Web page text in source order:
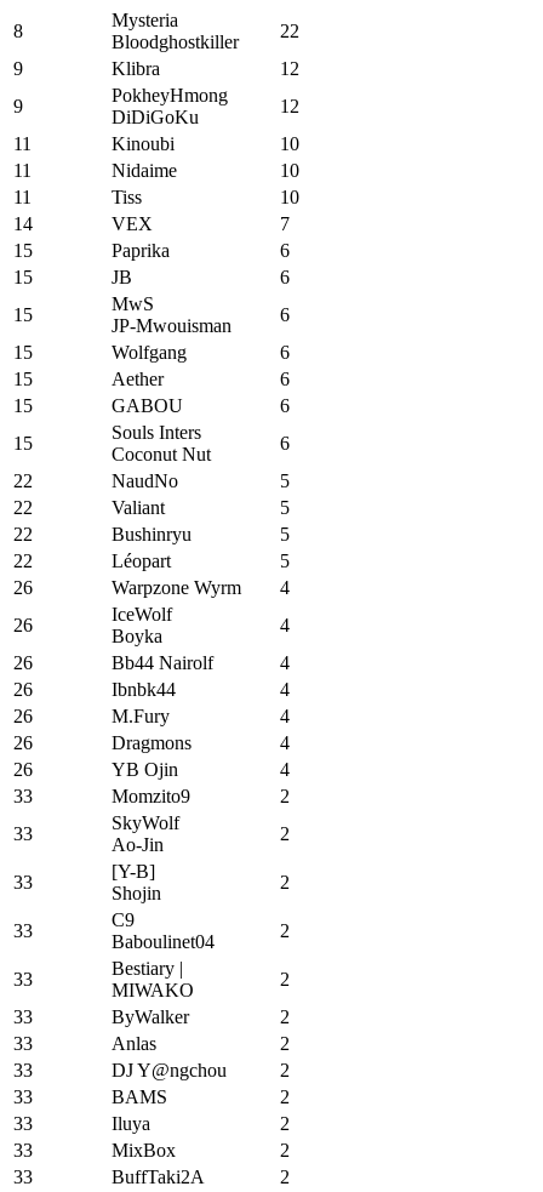
8
Mysteria
Bloodghostkiller
22
9
Klibra
12
9
PokheyHmong
DiDiGoKu
12
11
Kinoubi
10
11
Nidaime
10
11
Tiss
10
14
VEX
7
15
Paprika
6
15
JB
6
15
MwS
JP-Mwouisman
6
15
Wolfgang
6
15
Aether
6
15
GABOU
6
15
Souls Inters
Coconut Nut
6
22
NaudNo
5
22
Valiant
5
22
Bushinryu
5
22
Léopart
5
26
Warpzone Wyrm
4
26
IceWolf
Boyka
4
26
Bb44 Nairolf
4
26
Ibnbk44
4
26
M.Fury
4
26
Dragmons
4
26
YB Ojin
4
33
Momzito9
2
33
SkyWolf
Ao-Jin
2
33
[Y-B]
Shojin
2
33
C9
Baboulinet04
2
33
Bestiary |
MIWAKO
2
33
ByWalker
2
33
Anlas
2
33
DJ Y@ngchou
2
33
BAMS
2
33
Iluya
2
33
MixBox
2
33
BuffTaki2A
2